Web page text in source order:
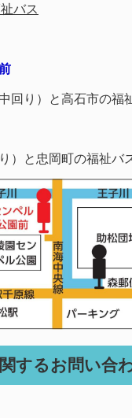
バス
回り）と高石市の福
）と忠岡町の福祉バ
するお問い合